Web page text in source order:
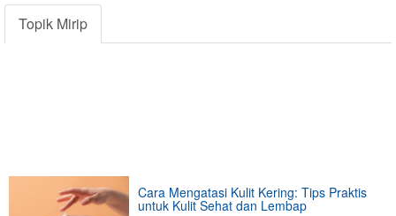
Topik Mirip
Cara Mengatasi Kulit Kering: Tips Praktis
untuk Kulit Sehat dan Lembap